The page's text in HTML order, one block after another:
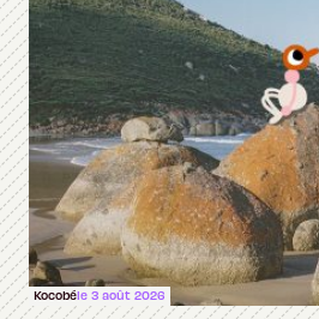
Kocobéle 3 août 2026